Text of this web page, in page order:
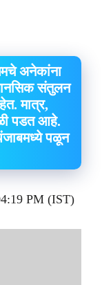
अनेकांना
संतुलन
मात्र,
पडत आहे.
पळून
PM (IST)